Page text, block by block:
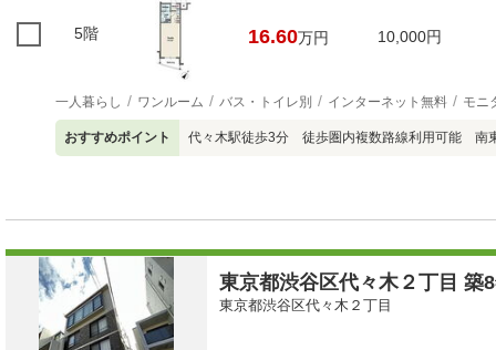
5階 16.60万円 10,000円
一人暮らし ワンルーム バス・トイレ別 インターネット無料 モニ
おすすめポイント 代々木駅徒歩3分 徒歩圏内複数路線利用可能
東京都渋谷区代々木２丁目 築
東京都渋谷区代々木２丁目